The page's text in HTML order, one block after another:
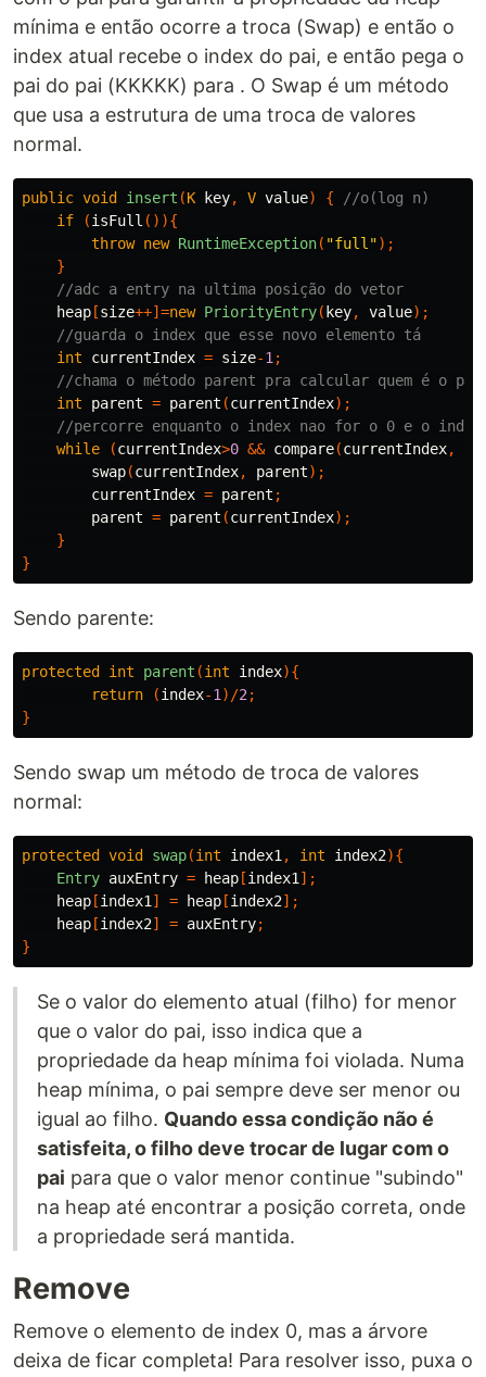
mínima e então ocorre a troca (Swap) e então o
index atual recebe o index do pai, e então pega o
pai do pai (KKKKK) para . O Swap é um método
que usa a estrutura de uma troca de valores
normal.
public void insert (K key, V value) {
//o(log n)
if
(isFull ()){
throw new RuntimeException( "full");
}
//adc a entry na ultima posição do vetor
heap [size++]=new PriorityEntry( key, value);
//guarda o index que esse novo elemento tá
int
currentIndex = size-1 ;
//chama o método parent pra calcular quem é o pai
int
parent = parent (currentIndex);
//percorre enquanto o index nao for o 0 e o
while
(currentIndex>0 && compare(currentIndex,
swap(currentIndex, parent);
currentIndex = parent ;
parent = parent (currentIndex);
}
}
Sendo parente:
protected int parent (int index){
return
(index-1 )/2 ;
}
Sendo swap um método de troca de valores
normal:
protected void swap(int index1 , int index2){
Entry auxEntry = heap [index1 ];
heap [index1 ] = heap [index2];
heap [index2] = auxEntry;
}
Se o valor do elemento atual (filho) for menor
que o valor do pai, isso indica que a
propriedade da heap mínima foi violada. Numa
heap mínima, o pai sempre deve ser menor ou
igual ao filho. Quando essa condição não é
satisfeita, o filho deve trocar de lugar com o
pai para que o valor menor continue "subindo"
na heap até encontrar a posição correta, onde
a propriedade será mantida.
Remove
Remove o elemento de index 0, mas a árvore
deixa de ficar completa! Para resolver isso, puxa o